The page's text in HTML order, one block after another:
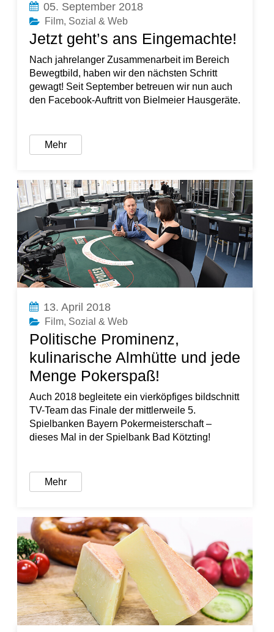
05. September 2018
Film, Sozial & Web
Jetzt geht’s ans Eingemachte!
Nach jahrelanger Zusammenarbeit im Bereich
Bewegtbild, haben wir den nächsten Schritt
gewagt! Seit September betreuen wir nun auch
den Facebook-Auftritt von Bielmeier Hausgeräte.
Mehr
13. April 2018
Film, Sozial & Web
Politische Prominenz,
kulinarische Almhütte und jede
Menge Pokerspaß!
Auch 2018 begleitete ein vierköpfiges bildschnitt
TV-Team das Finale der mittlerweile 5.
Spielbanken Bayern Pokermeisterschaft –
dieses Mal in der Spielbank Bad Kötzting!
Mehr